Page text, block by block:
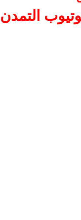
التمدن